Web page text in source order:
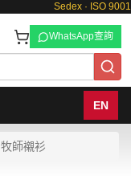
Sedex · ISO 9001
WhatsApp查詢
EN
牧師襯衫